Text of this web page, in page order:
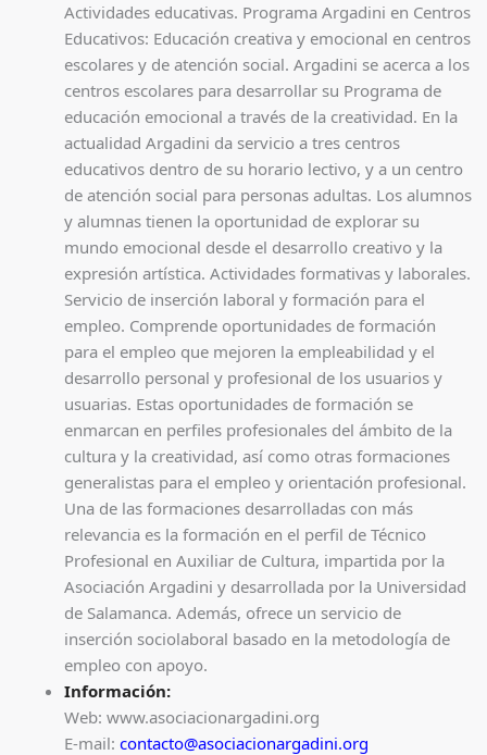
Actividades educativas. Programa Argadini en Centros
Educativos: Educación creativa y emocional en centros
escolares y de atención social. Argadini se acerca a los
centros escolares para desarrollar su Programa de
educación emocional a través de la creatividad. En la
actualidad Argadini da servicio a tres centros
educativos dentro de su horario lectivo, y a un centro
de atención social para personas adultas. Los alumnos
y alumnas tienen la oportunidad de explorar su
mundo emocional desde el desarrollo creativo y la
expresión artística. Actividades formativas y laborales.
Servicio de inserción laboral y formación para el
empleo. Comprende oportunidades de formación
para el empleo que mejoren la empleabilidad y el
desarrollo personal y profesional de los usuarios y
usuarias. Estas oportunidades de formación se
enmarcan en perfiles profesionales del ámbito de la
cultura y la creatividad, así como otras formaciones
generalistas para el empleo y orientación profesional.
Una de las formaciones desarrolladas con más
relevancia es la formación en el perfil de Técnico
Profesional en Auxiliar de Cultura, impartida por la
Asociación Argadini y desarrollada por la Universidad
de Salamanca. Además, ofrece un servicio de
inserción sociolaboral basado en la metodología de
empleo con apoyo.
Información:
Web: www.asociacionargadini.org
E-mail: contacto@asociacionargadini.org